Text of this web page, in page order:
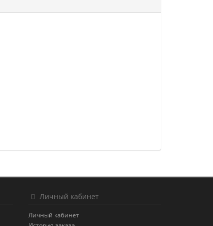
Личный кабинет
Личный кабинет